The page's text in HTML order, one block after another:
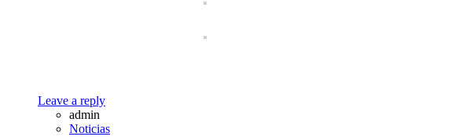
Leave a reply
admin
Noticias